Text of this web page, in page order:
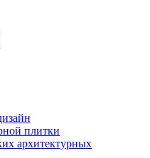
плитки
архитектурных